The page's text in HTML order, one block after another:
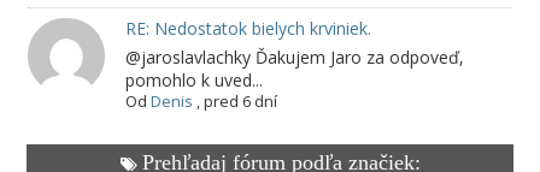
RE: Nedostatok bielych krviniek.
@jaroslavlachky Ďakujem Jaro za odpoveď,
pomohlo k uved...
Od Denis ,pred 6 dní
Prehľadaj fórum podľa značiek: